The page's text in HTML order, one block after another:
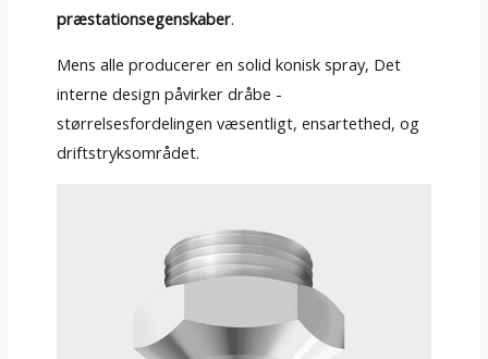
præstationsegenskaber.
Mens alle producerer en solid konisk spray, Det
interne design påvirker dråbe -
størrelsesfordelingen væsentligt, ensartethed, og
driftstryksområdet.